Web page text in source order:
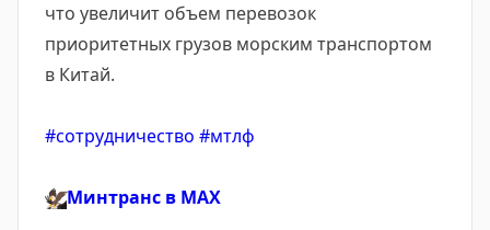
что увеличит объем перевозок
приоритетных грузов морским транспортом
в Китай.
#сотрудничество #мтлф
🦅Минтранс в MAX